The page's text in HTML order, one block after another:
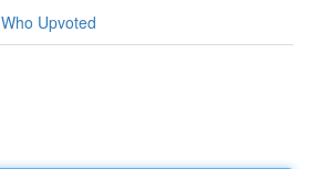
Who Upvoted